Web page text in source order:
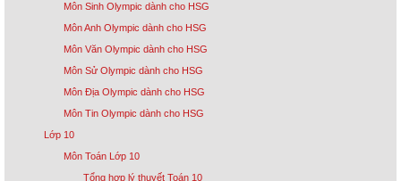
Môn Sinh Olympic dành cho HSG
Môn Anh Olympic dành cho HSG
Môn Văn Olympic dành cho HSG
Môn Sử Olympic dành cho HSG
Môn Địa Olympic dành cho HSG
Môn Tin Olympic dành cho HSG
Lớp 10
Môn Toán Lớp 10
Tổng hợp lý thuyết Toán 10